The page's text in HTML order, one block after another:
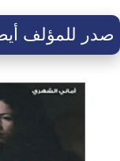
صدر للمؤلف